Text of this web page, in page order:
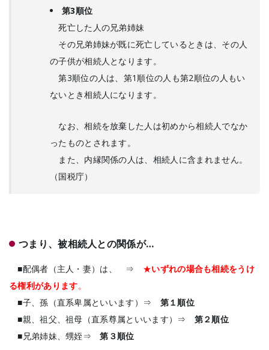
第3順位
死亡した人の兄弟姉妹
その兄弟姉妹が既に死亡しているときは、その人
の子供が相続人となります。
第3順位の人は、第1順位の人も第2順位の人もい
ないとき相続人になります。
なお、相続を放棄した人は初めから相続人でなか
ったものとされます。
また、内縁関係の人は、相続人に含まれません。
（国税庁）
つまり、被相続人との関係が…
■配偶者（主人・妻）は、 ⇒ ★いずれの場合も相続をうけ
る権利があります。
■子、孫（直系卑属といいます）⇒ 第１順位
■親、祖父、祖母（直系尊属といいます）⇒ 第２順位
■兄弟姉妹、甥姪⇒第３順位